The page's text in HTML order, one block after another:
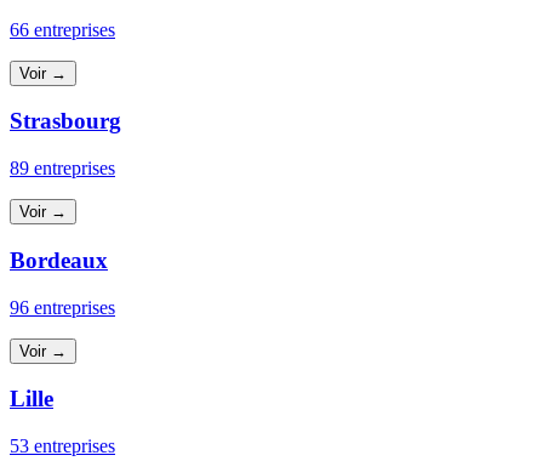
66 entreprises
Voir →
Strasbourg
89 entreprises
Voir →
Bordeaux
96 entreprises
Voir →
Lille
53 entreprises